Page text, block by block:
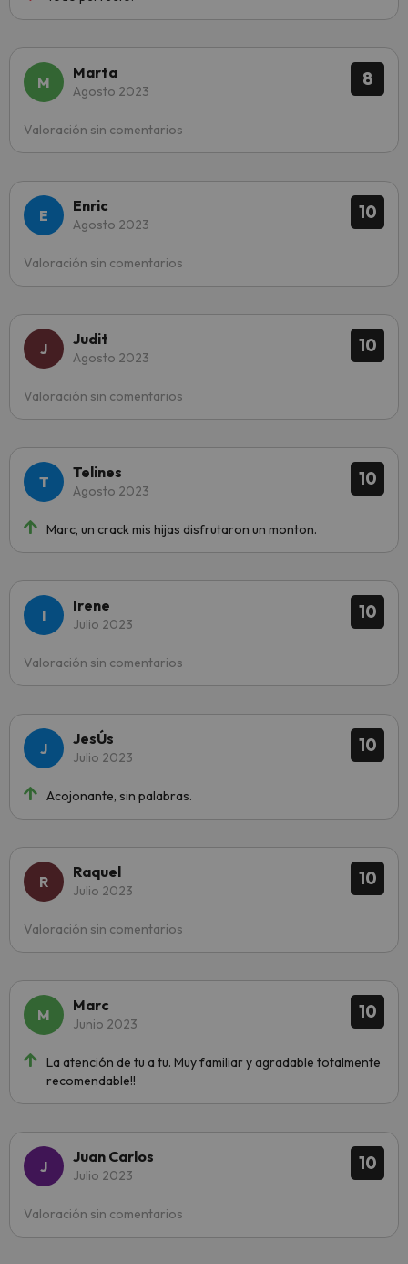
8
Marta
Agosto 2023
Valoración sin comentarios
10
Enric
Agosto 2023
Valoración sin comentarios
10
Judit
Agosto 2023
Valoración sin comentarios
10
Telines
Agosto 2023
Marc, un crack mis hijas disfrutaron un monton.
10
Irene
Julio 2023
Valoración sin comentarios
10
JesÚs
Julio 2023
Acojonante, sin palabras.
10
Raquel
Julio 2023
Valoración sin comentarios
10
Marc
Junio 2023
La atención de tu a tu. Muy familiar y agradable totalmente
recomendable!!
10
Juan Carlos
Julio 2023
Valoración sin comentarios